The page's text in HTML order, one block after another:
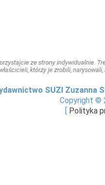
ze strony indywidualnie.
którzy je zrobili,
SUZI Zuzanna
Copyright ©
Polityka